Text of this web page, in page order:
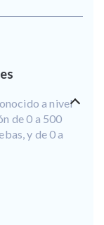
a nivel
de 0 a 500
y de 0 a